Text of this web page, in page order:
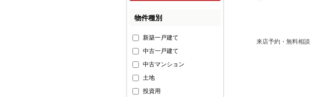
来店予約・無料相談
物件種別
新築一戸建て
中古一戸建て
中古マンション
土地
投資用